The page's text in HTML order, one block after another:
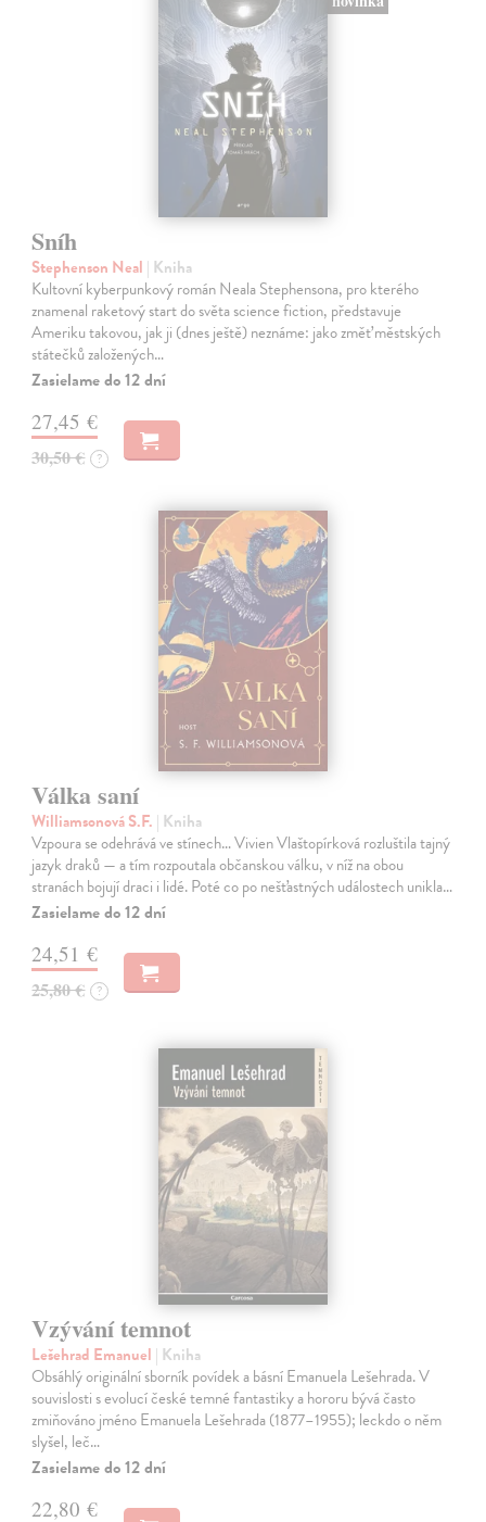
Sníh
Stephenson Neal | Kniha
Kultovní kyberpunkový román Neala Stephensona, pro kterého
znamenal raketový start do světa science fiction, představuje
Ameriku takovou, jak ji (dnes ještě) neznáme: jako změť městských
státečků založených…
Zasielame do 12 dní
27,45 €
30,50 € ?
Válka saní
Williamsonová S.F. | Kniha
Vzpoura se odehrává ve stínech… Vivien Vlaštopírková rozluštila tajný
jazyk draků — a tím rozpoutala občanskou válku, v níž na obou
stranách bojují draci i lidé. Poté co po nešťastných událostech unikla…
Zasielame do 12 dní
24,51 €
25,80 € ?
Vzývání temnot
Lešehrad Emanuel | Kniha
Obsáhlý originální sborník povídek a básní Emanuela Lešehrada. V
souvislosti s evolucí české temné fantastiky a hororu bývá často
zmiňováno jméno Emanuela Lešehrada (1877–1955); leckdo o něm
slyšel, leč…
Zasielame do 12 dní
22,80 €